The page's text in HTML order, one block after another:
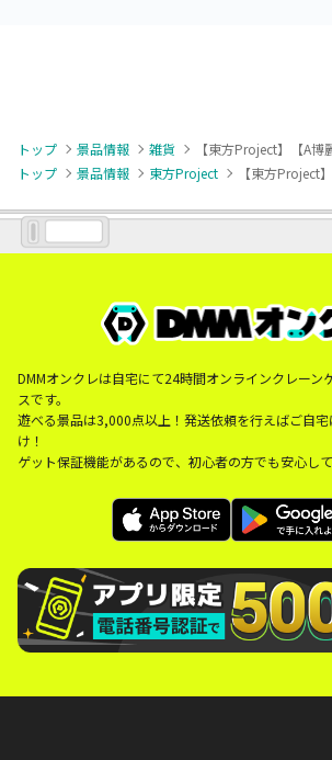
トップ 景品情報 雑貨
トップ
景品情報 東方Project
DMMオンクレは自宅にて24時間オンラインクレーン
スです。
遊べる景品は3,000点以上！発送依頼を行えばご自
け！
ゲット保証機能があるので、初心者の方でも安心して